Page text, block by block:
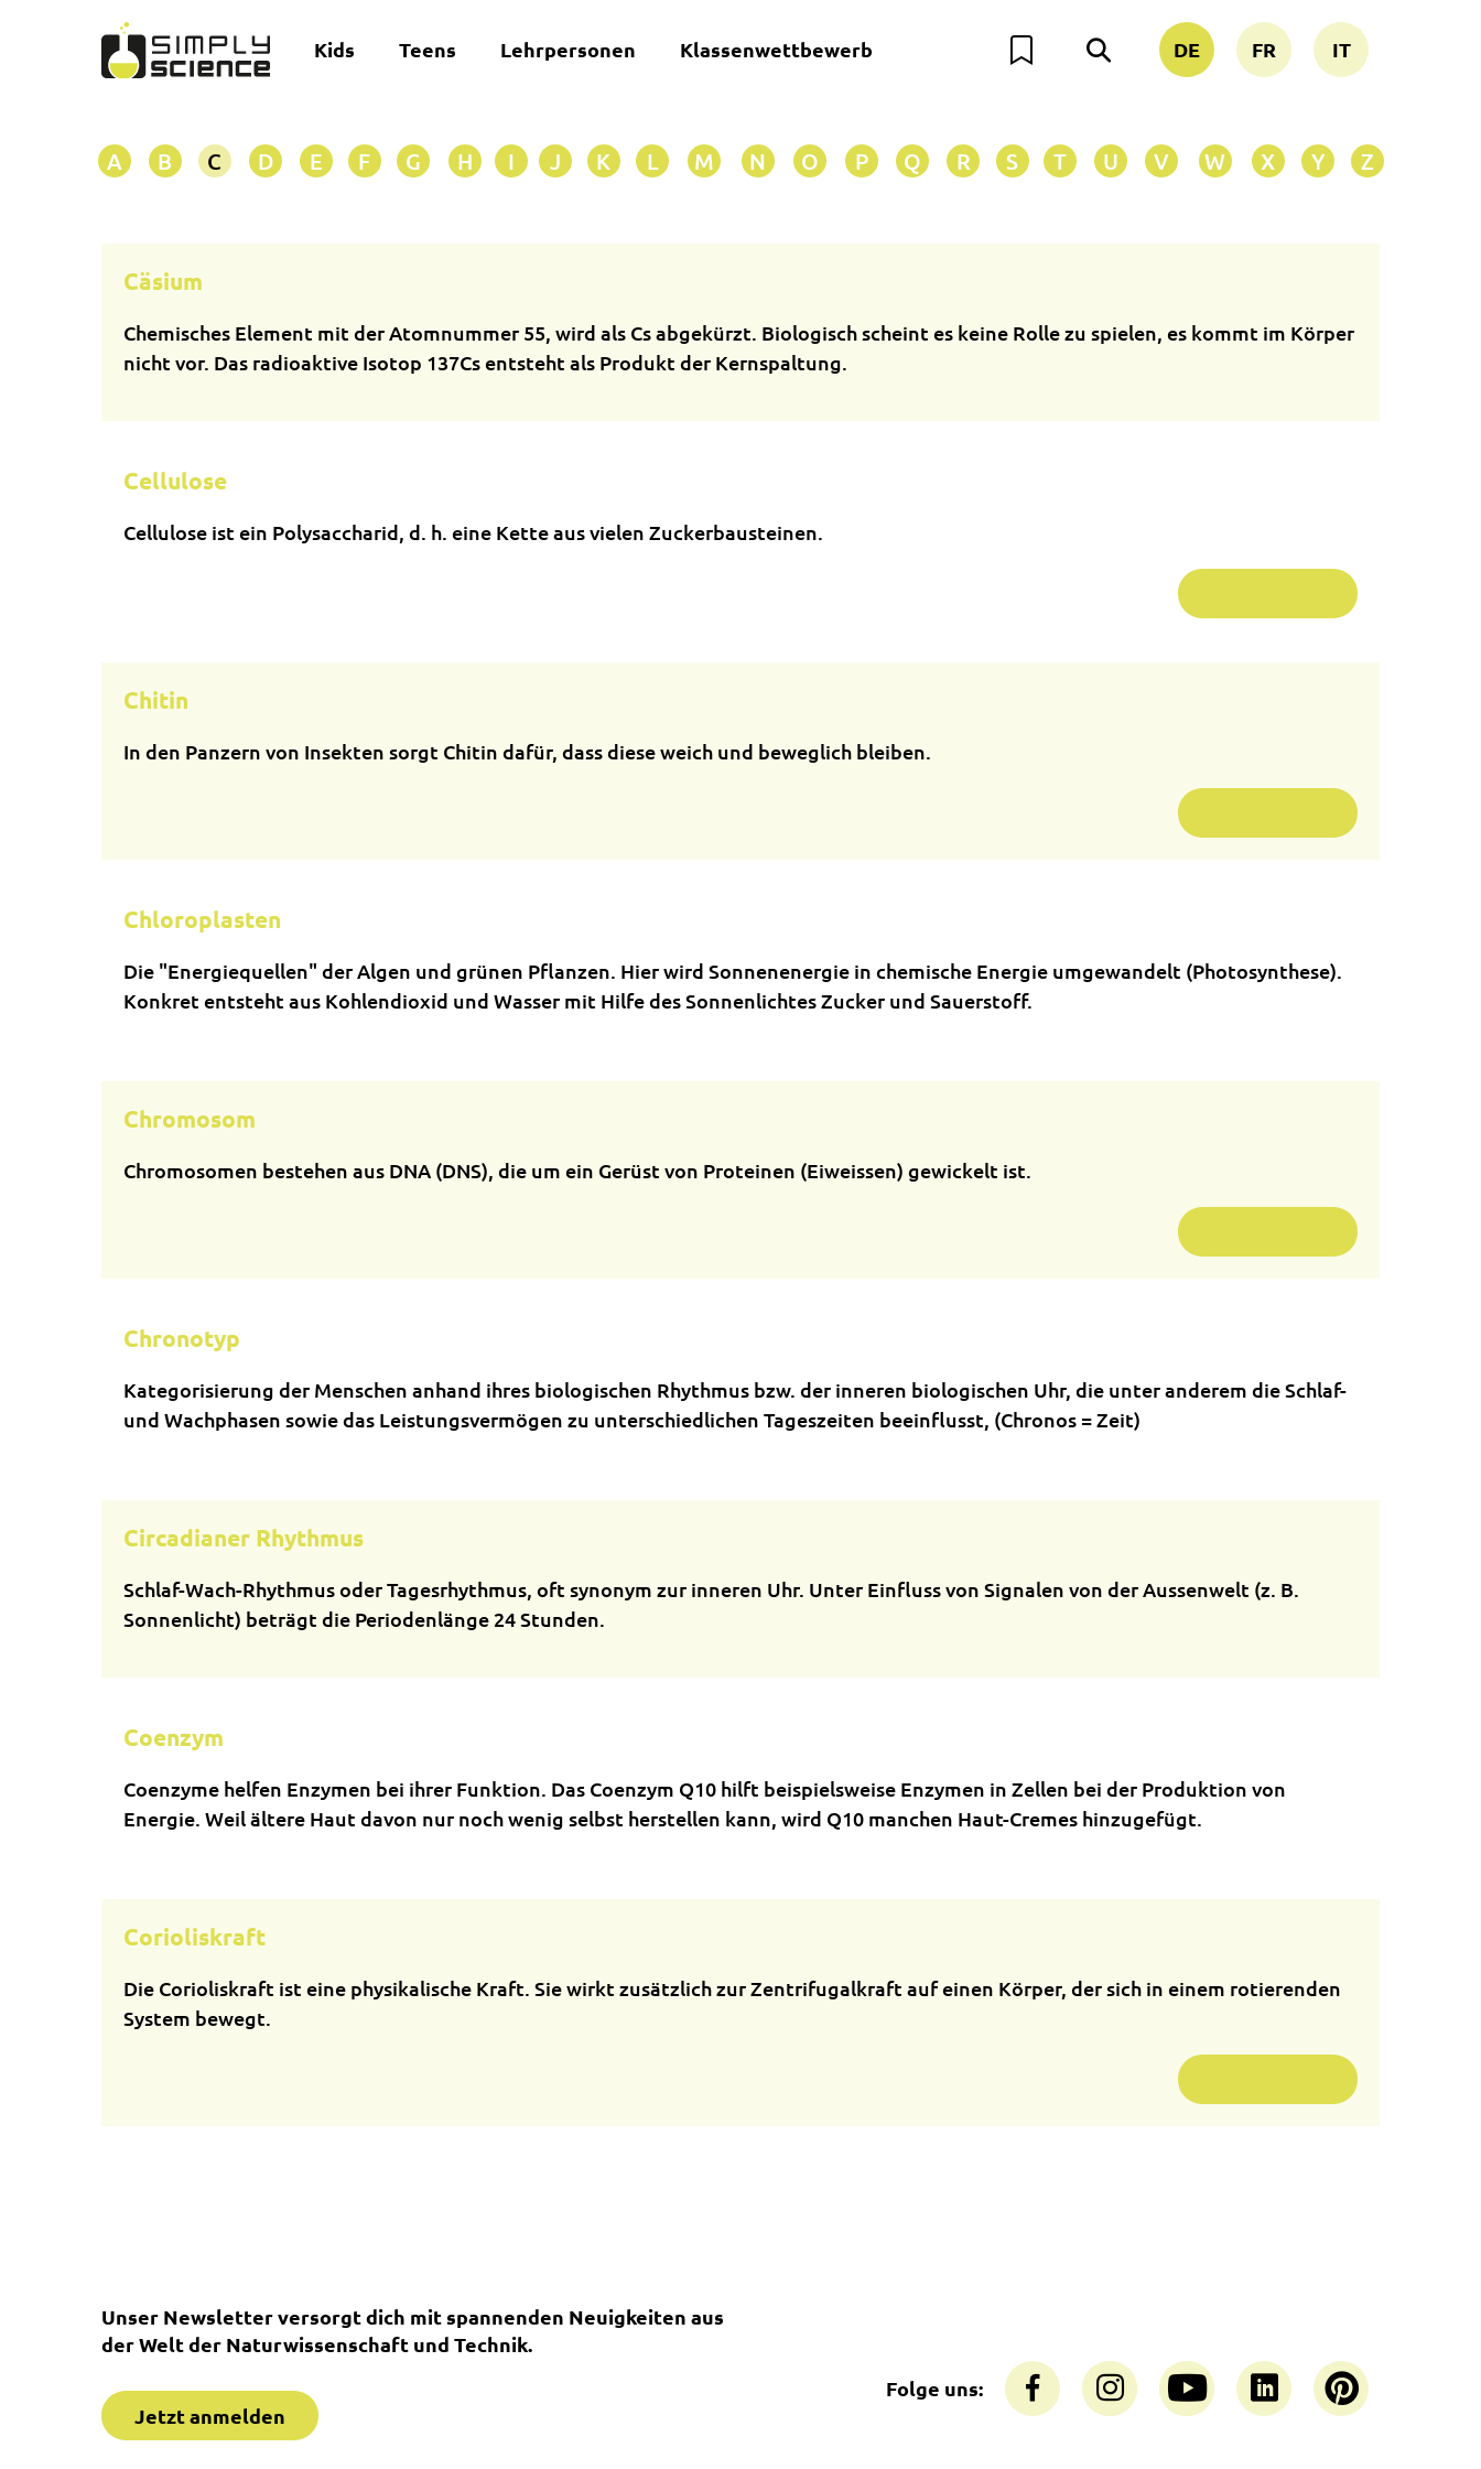
Kids Teens Lehrpersonen Klassenwettbewerb DE FR IT
A B C D E F G H I J K L M N O P Q R S T U V W X Y Z
Cäsium
Chemisches Element mit der Atomnummer 55, wird als Cs abgekürzt. Biologisch scheint es keine Rolle zu spielen, es kommt im Körper
nicht vor. Das radioaktive Isotop 137Cs entsteht als Produkt der Kernspaltung.
Cellulose
Cellulose ist ein Polysaccharid, d. h. eine Kette aus vielen Zuckerbausteinen.
Chitin
In den Panzern von Insekten sorgt Chitin dafür, dass diese weich und beweglich bleiben.
Chloroplasten
Die "Energiequellen" der Algen und grünen Pflanzen. Hier wird Sonnenenergie in chemische Energie umgewandelt (Photosynthese).
Konkret entsteht aus Kohlendioxid und Wasser mit Hilfe des Sonnenlichtes Zucker und Sauerstoff.
Chromosom
Chromosomen bestehen aus DNA (DNS), die um ein Gerüst von Proteinen (Eiweissen) gewickelt ist.
Chronotyp
Kategorisierung der Menschen anhand ihres biologischen Rhythmus bzw. der inneren biologischen Uhr, die unter anderem die Schlaf-
und Wachphasen sowie das Leistungsvermögen zu unterschiedlichen Tageszeiten beeinflusst, (Chronos = Zeit)
Circadianer Rhythmus
Schlaf-Wach-Rhythmus oder Tagesrhythmus, oft synonym zur inneren Uhr. Unter Einfluss von Signalen von der Aussenwelt (z. B.
Sonnenlicht) beträgt die Periodenlänge 24 Stunden.
Coenzym
Coenzyme helfen Enzymen bei ihrer Funktion. Das Coenzym Q10 hilft beispielsweise Enzymen in Zellen bei der Produktion von
Energie. Weil ältere Haut davon nur noch wenig selbst herstellen kann, wird Q10 manchen Haut-Cremes hinzugefügt.
Corioliskraft
Die Corioliskraft ist eine physikalische Kraft. Sie wirkt zusätzlich zur Zentrifugalkraft auf einen Körper, der sich in einem rotierenden
System bewegt.
Unser Newsletter versorgt dich mit spannenden Neuigkeiten aus
der Welt der Naturwissenschaft und Technik.
Jetzt anmelden
Folge uns: